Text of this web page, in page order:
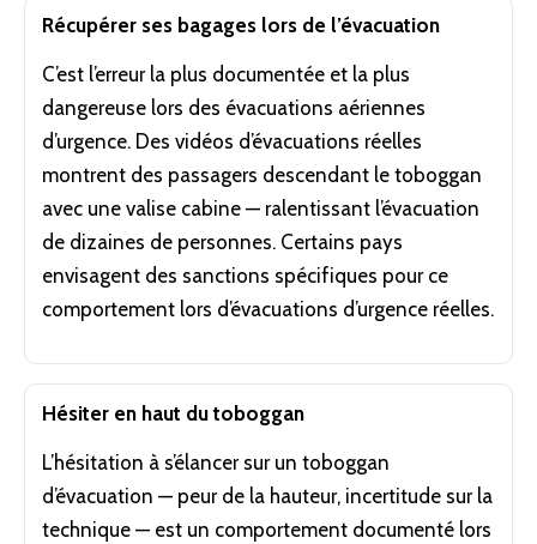
Récupérer ses bagages lors de l’évacuation
C’est l’erreur la plus documentée et la plus
dangereuse lors des évacuations aériennes
d’urgence. Des vidéos d’évacuations réelles
montrent des passagers descendant le toboggan
avec une valise cabine — ralentissant l’évacuation
de dizaines de personnes. Certains pays
envisagent des sanctions spécifiques pour ce
comportement lors d’évacuations d’urgence réelles.
Hésiter en haut du toboggan
L’hésitation à s’élancer sur un toboggan
d’évacuation — peur de la hauteur, incertitude sur la
technique — est un comportement documenté lors